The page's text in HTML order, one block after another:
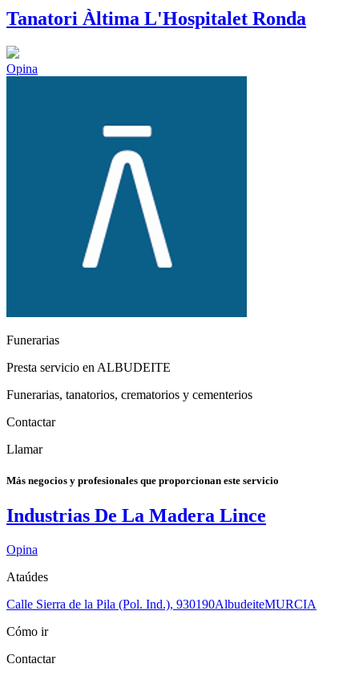
Tanatori Àltima L'Hospitalet Ronda
Opina
Funerarias
Presta servicio en ALBUDEITE
Funerarias, tanatorios, crematorios y cementerios
Contactar
Llamar
Más negocios y profesionales que proporcionan este servicio
Industrias De La Madera Lince
Opina
Ataúdes
Calle Sierra de la Pila (Pol. Ind.), 930190AlbudeiteMURCIA
Cómo ir
Contactar